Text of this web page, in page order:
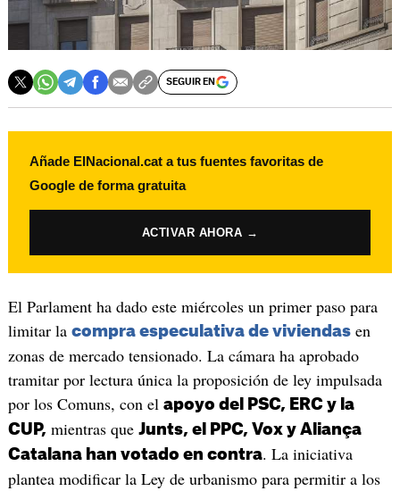
SEGUIR EN
Añade ElNacional.cat a tus fuentes favoritas de
Google de forma gratuita
ACTIVAR AHORA →
El Parlament ha dado este miércoles un primer paso para
limitar la compra especulativa de viviendasen
zonas de mercado tensionado. La cámara ha aprobado
tramitar por lectura única la proposición de ley impulsada
por los Comuns, con el apoyo del PSC, ERC y la
CUP, mientras que Junts, el PPC, Vox y Aliança
Catalana han votado en contra. La iniciativa
plantea modificar la Ley de urbanismo para permitir a los